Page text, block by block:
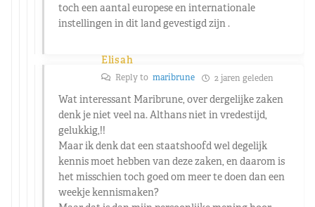
toch een aantal europese en internationale
instellingen in dit land gevestigd zijn .
Elisah
Reply to maribrune 2 jaren geleden
Wat interessant Maribrune, over dergelijke zaken
denk je niet veel na. Althans niet in vredestijd,
gelukkig,!!
Maar ik denk dat een staatshoofd wel degelijk
kennis moet hebben van deze zaken, en daarom is
het misschien toch goed om meer te doen dan een
weekje kennismaken?